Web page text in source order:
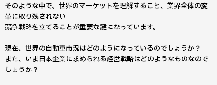
そのような中で、世界のマーケットを理解すること、業界全体の変
革に取り残されない
競争戦略を立てることが重要な鍵になっています。
現在、世界の自動車市況はどのようになっているのでしょうか？
また、いま日本企業に求められる経営戦略はどのようなものなので
しょうか？